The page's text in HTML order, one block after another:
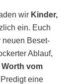
wir Kin­der,
ein. Euch
neu­en Beset­
Ablauf,
Worth vom
eine